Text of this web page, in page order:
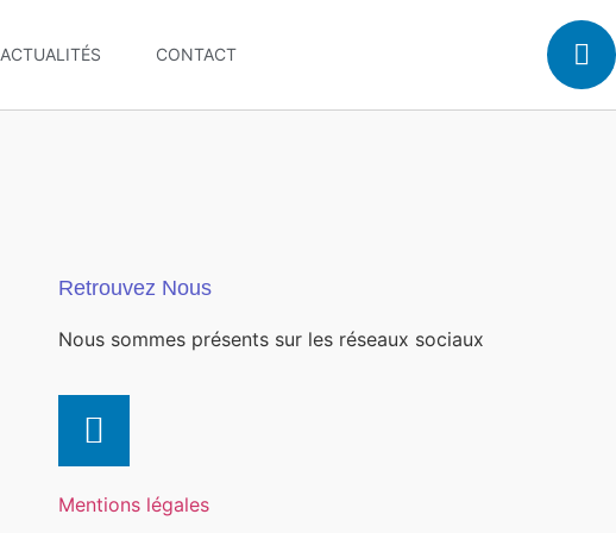
ACTUALITÉS CONTACT
Retrouvez Nous
Nous sommes présents sur les réseaux sociaux
Mentions légales